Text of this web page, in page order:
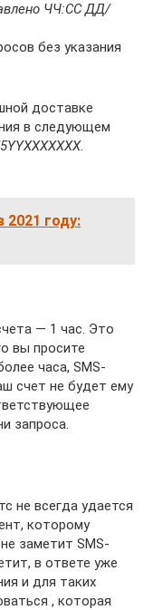
ЧЧ:СС ДД/
без указания
доставке
в следующем
году:
— 1 час. Это
вы просите
часа, SMS-
счет не будет ему
запроса.
не всегда удается
которому
заметит SMS-
в ответе уже
и для таких
, которая